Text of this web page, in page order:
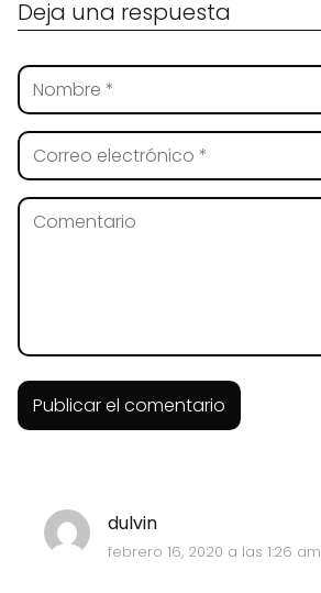
dulvin
febrero 16, 2020 a las 1:26 am
Deja una respuesta